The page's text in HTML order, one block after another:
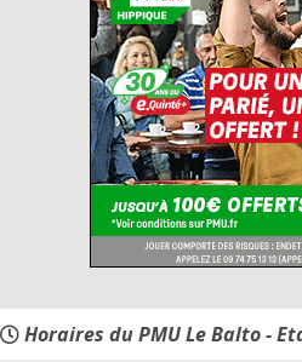
Horaires du PMU Le Balto -